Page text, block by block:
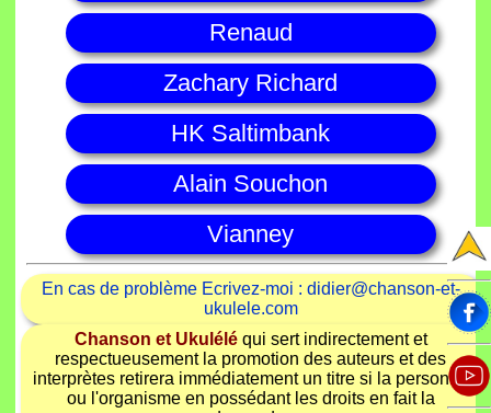
Renaud
Zachary Richard
HK Saltimbank
Alain Souchon
Vianney
En cas de problème Ecrivez-moi : didier@chanson-et-
ukulele.com
Chanson et Ukuléléqui sert indirectement et
respectueusement la promotion des auteurs et des
interprètes retirera immédiatement un titre si la personne
ou l'organisme en possédant les droits en fait la